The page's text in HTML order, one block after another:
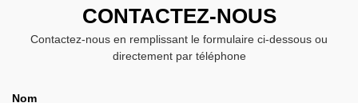
CONTACTEZ-NOUS
Contactez-nous en remplissant le formulaire ci-dessous ou
directement par téléphone
Nom